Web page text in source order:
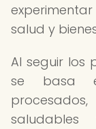
salud y
Al seguir los
se basa
saludables